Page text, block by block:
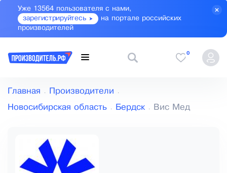
Уже 13564 пользователя с нами,
зарегистрируйтесь
на портале российских
производителей
0
Главная Производители
Новосибирская область Бердск Вис Мед